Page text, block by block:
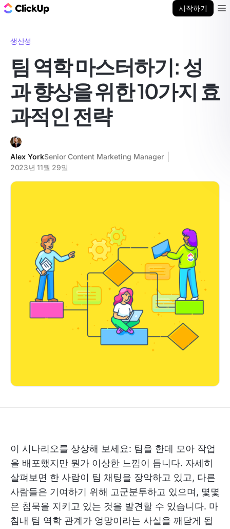
시작하기
생산성
팀 역학 마스터하기: 성
과 향상을 위한 10가지 효
과적인 전략
Alex YorkSenior Content Marketing Manager
2023년 11월 29일
이 시나리오를 상상해 보세요: 팀을 한데 모아 작업
을 배포했지만 뭔가 이상한 느낌이 듭니다. 자세히
살펴보면 한 사람이 팀 채팅을 장악하고 있고, 다른
사람들은 기여하기 위해 고군분투하고 있으며, 몇몇
은 침묵을 지키고 있는 것을 발견할 수 있습니다. 마
침내 팀 역학 관계가 엉망이라는 사실을 깨닫게 됩